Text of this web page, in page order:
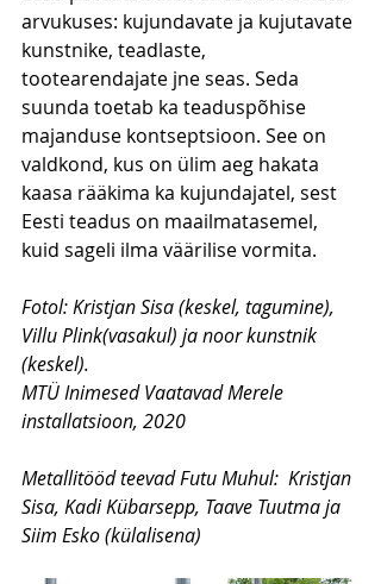
arvukuses: kujundavate ja kujutavate
kunstnike, teadlaste,
tootearendajate jne seas. Seda
suunda toetab ka teaduspõhise
majanduse kontseptsioon. See on
valdkond, kus on ülim aeg hakata
kaasa rääkima ka kujundajatel, sest
Eesti teadus on maailmatasemel,
kuid sageli ilma väärilise vormita.
Fotol: Kristjan Sisa (keskel, tagumine),
Villu Plink(vasakul) ja noor kunstnik
(keskel).
MTÜ Inimesed Vaatavad Merele
installatsioon, 2020
Metallitööd teevad Futu Muhul:  Kristjan
Sisa, Kadi Kübarsepp, Taave Tuutma ja
Siim Esko (külalisena)